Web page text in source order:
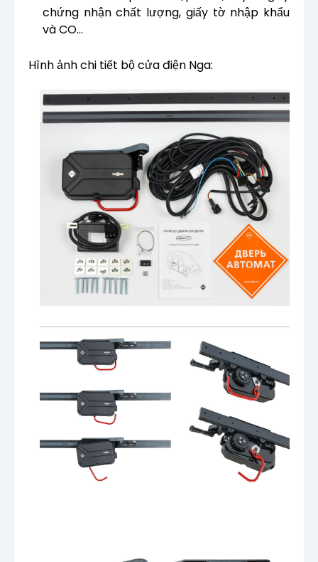
chứng nhận chất lượng, giấy tờ nhập khẩu
và CO…
Hình ảnh chi tiết bộ cửa điện Nga: